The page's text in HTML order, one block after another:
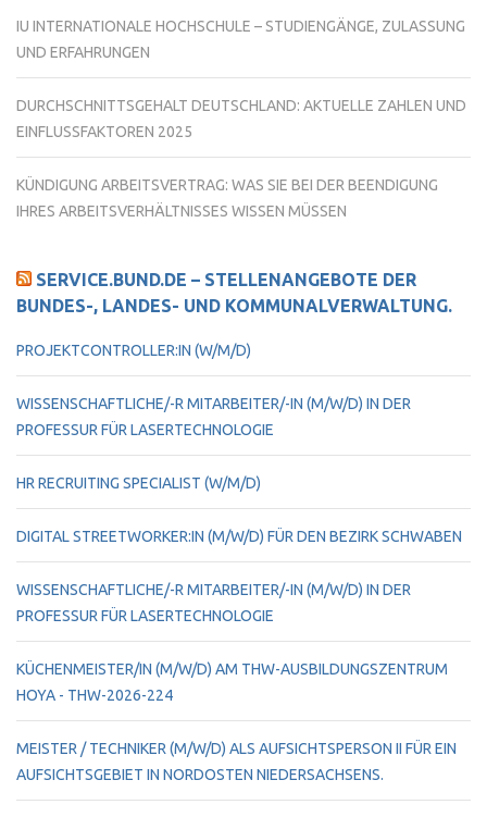
IU INTERNATIONALE HOCHSCHULE – STUDIENGÄNGE, ZULASSUNG
UND ERFAHRUNGEN
DURCHSCHNITTSGEHALT DEUTSCHLAND: AKTUELLE ZAHLEN UND
EINFLUSSFAKTOREN 2025
KÜNDIGUNG ARBEITSVERTRAG: WAS SIE BEI DER BEENDIGUNG
IHRES ARBEITSVERHÄLTNISSES WISSEN MÜSSEN
SERVICE.BUND.DE – STELLENANGEBOTE DER
BUNDES-, LANDES- UND KOMMUNALVERWALTUNG.
PROJEKTCONTROLLER:IN (W/M/D)
WISSENSCHAFTLICHE/-R MITARBEITER/-IN (M/W/D) IN DER
PROFESSUR FÜR LASERTECHNOLOGIE
HR RECRUITING SPECIALIST (W/M/D)
DIGITAL STREETWORKER:IN (M/W/D) FÜR DEN BEZIRK SCHWABEN
WISSENSCHAFTLICHE/-R MITARBEITER/-IN (M/W/D) IN DER
PROFESSUR FÜR LASERTECHNOLOGIE
KÜCHENMEISTER/IN (M/W/D) AM THW-AUSBILDUNGSZENTRUM
HOYA - THW-2026-224
MEISTER / TECHNIKER (M/W/D) ALS AUFSICHTSPERSON II FÜR EIN
AUFSICHTSGEBIET IN NORDOSTEN NIEDERSACHSENS.